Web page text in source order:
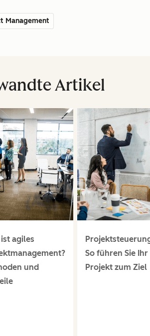
Management
Artikel
agiles
und
So führen Sie Ihr
Projekt zum Ziel